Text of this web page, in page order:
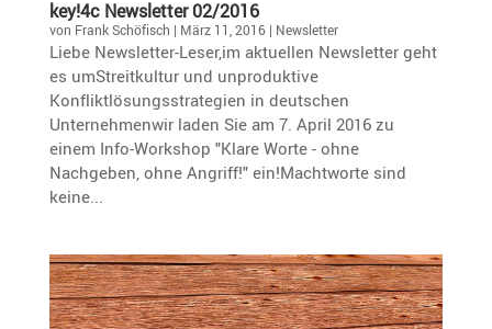
key!4c Newsletter 02/2016
von Frank Schöfisch | März 11, 2016| Newsletter
Liebe Newsletter-Leser,im aktuellen Newsletter geht
es umStreitkultur und unproduktive
Konfliktlösungsstrategien in deutschen
Unternehmenwir laden Sie am 7. April 2016 zu
einem Info-Workshop "Klare Worte - ohne
Nachgeben, ohne Angriff!" ein!Machtworte sind
keine...